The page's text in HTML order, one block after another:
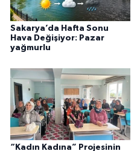
Sakarya’da Hafta Sonu
Hava Değişiyor: Pazar
yağmurlu
“Kadın Kadına” Projesinin